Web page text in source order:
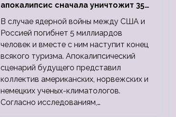
апокалипсис сначала уничтожит 350
миллионов, а потом 5 миллиардов
людей
В случае ядерной войны между США и
Россией погибнет 5 миллиардов
человек и вместе с ним наступит конец
всякого туризма. Апокалипсический
сценарий будущего представил
коллектив американских, норвежских и
немецких ученых-климатологов.
Согласно исследованиям,…